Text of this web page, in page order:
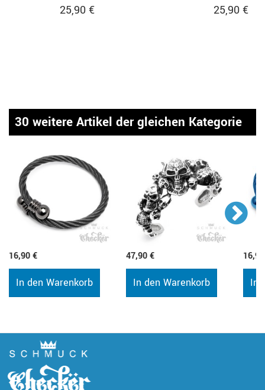
25,90 € 25,90 €
30 weitere Artikel der gleichen Kategorie
16,90 €
In den Warenkorb
47,90 €
In den Warenkorb In